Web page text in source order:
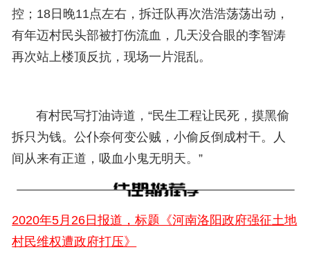
控；18日晚11点左右，拆迁队再次浩浩荡荡出动，
有年迈村民头部被打伤流血，几天没合眼的李智涛
再次站上楼顶反抗，现场一片混乱。
有村民写打油诗道，“民生工程让民死，摸黑偷
拆只为钱。公仆奈何变公贼，小偷反倒成村干。人
间从来有正道，吸血小鬼无明天。”
2020年5月26日报道，标题《河南洛阳政府强征土地
村民维权遭政府打压》